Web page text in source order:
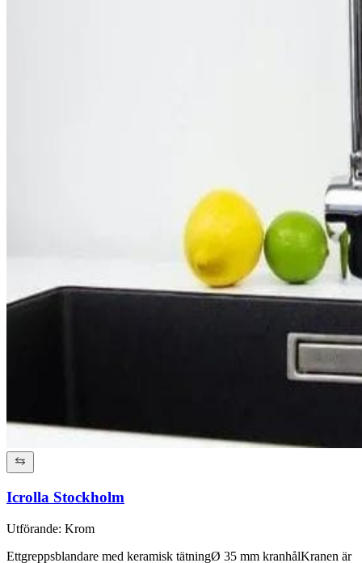
Icrolla Stockholm
Utförande: Krom
Ettgreppsblandare med keramisk tätningØ 35 mm kranhålKranen är